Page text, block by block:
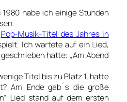
1980 habe ich einige Stunden
Pop-Musik-Titel des Jahres in
Ich wartete auf ein Lied,
hatte: „Am Abend
Titel bis zu Platz 1, hatte
Am Ende gab´s die große
Lied stand auf dem ersten